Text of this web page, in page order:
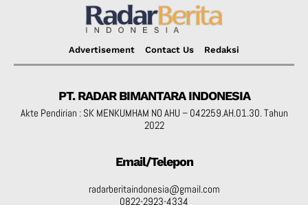
Advertisement Contact Us Redaksi
PT. RADAR BIMANTARA INDONESIA
Akte Pendirian : SK MENKUMHAM NO AHU – 042259.AH.01.30. Tahun
2022
Email/Telepon
radarberitaindonesia@gmail.com
0822-2923-4334